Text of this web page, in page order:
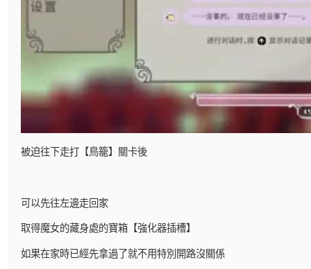
被迫往下走打【鳥籠】關卡後
可以先往左邊走回家
取得魔女的藏身處的寶箱【強化器插槽】
如果在家時已經先拿過了就不用特別開路沒關係